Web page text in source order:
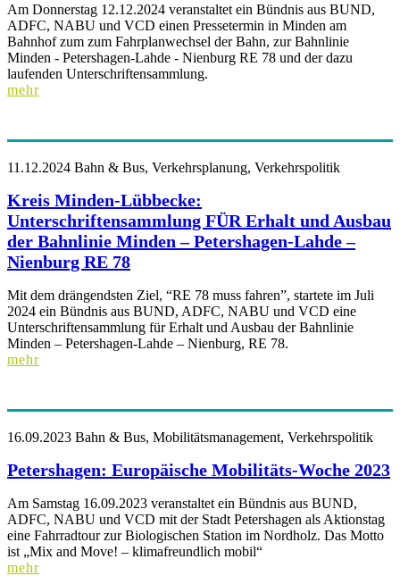
Am Donnerstag 12.12.2024 veranstaltet ein Bündnis aus BUND,
ADFC, NABU und VCD einen Pressetermin in Minden am
Bahnhof zum zum Fahrplanwechsel der Bahn, zur Bahnlinie
Minden - Petershagen-Lahde - Nienburg RE 78 und der dazu
laufenden Unterschriftensammlung.
mehr
11.12.2024 Bahn & Bus, Verkehrsplanung, Verkehrspolitik
Kreis Minden-Lübbecke:
Unterschriftensammlung FÜR Erhalt und Ausbau
der Bahnlinie Minden – Petershagen-Lahde –
Nienburg RE 78
Mit dem drängendsten Ziel, “RE 78 muss fahren”, startete im Juli
2024 ein Bündnis aus BUND, ADFC, NABU und VCD eine
Unterschriftensammlung für Erhalt und Ausbau der Bahnlinie
Minden – Petershagen-Lahde – Nienburg, RE 78.
mehr
16.09.2023 Bahn & Bus, Mobilitätsmanagement, Verkehrspolitik
Petershagen: Europäische Mobilitäts-Woche 2023
Am Samstag 16.09.2023 veranstaltet ein Bündnis aus BUND,
ADFC, NABU und VCD mit der Stadt Petershagen als Aktionstag
eine Fahrradtour zur Biologischen Station im Nordholz. Das Motto
ist „Mix and Move! – klimafreundlich mobil“
mehr